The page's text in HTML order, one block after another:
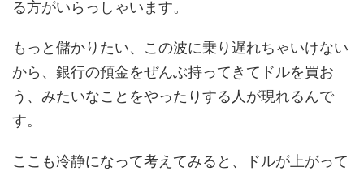
る方がいらっしゃいます。
もっと儲かりたい、この波に乗り遅れちゃいけない
から、銀行の預金をぜんぶ持ってきてドルを買お
う、みたいなことをやったりする人が現れるんで
す。
ここも冷静になって考えてみると、ドルが上がって